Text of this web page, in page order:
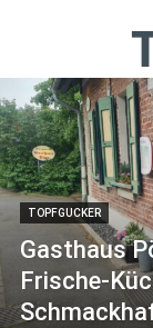
TOPFGUCKER
Gasthaus
Frische-